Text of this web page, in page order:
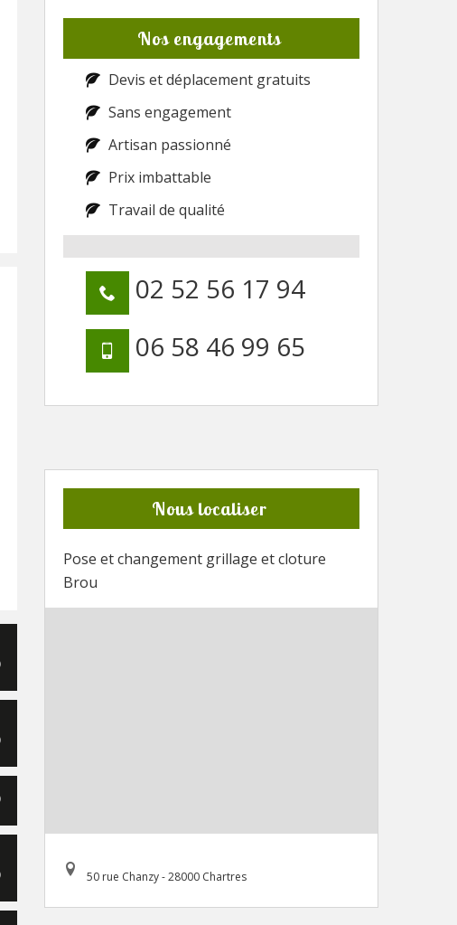
Nos engagements
Devis et déplacement gratuits
Sans engagement
Artisan passionné
Prix imbattable
Travail de qualité
02 52 56 17 94
06 58 46 99 65
Nous localiser
Pose et changement grillage et cloture
Brou
50 rue Chanzy - 28000 Chartres